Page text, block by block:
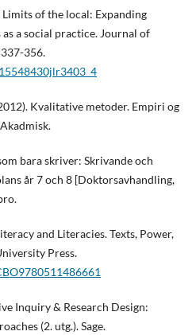
of the local: Expanding
a social practice. Journal of
337-356.
Kvalitative metoder. Empiri og
bara skriver: Skrivande och
år 7 och 8 [Doktorsavhandling,
and Literacies. Texts, Power,
Press.
Inquiry & Research Design:
(2. utg.). Sage.